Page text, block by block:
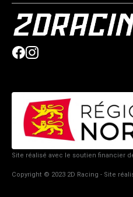
Site réalisé avec le soutien financier
Copyright © 2023 2D Racing - Site